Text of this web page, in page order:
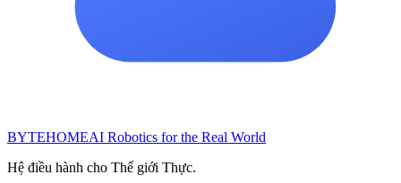
BYTEHOMEAI Robotics for the Real World
Hệ điều hành cho Thế giới Thực.